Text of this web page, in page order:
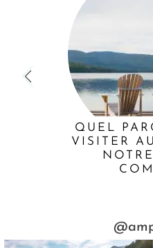
QUEL
VISITER